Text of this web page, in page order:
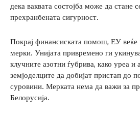
дека ваквата состојба може да стане
прехранбената сигурност.
Покрај финансиската помош, ЕУ веќе
мерки. Унијата привремено ги
клучните азотни ѓубрива, како уреа и
земјоделците да добијат пристап до
суровини. Мерката нема да важи за
Белорусија.